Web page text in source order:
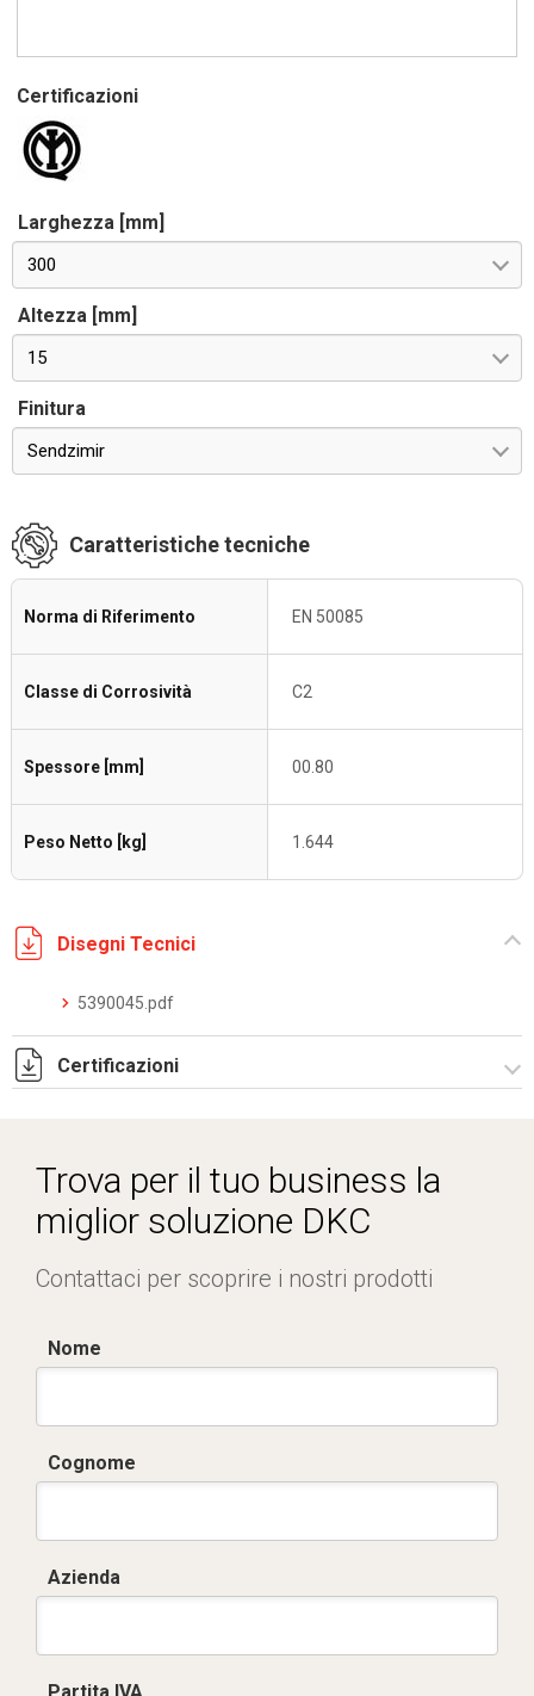
Certificazioni
Larghezza [mm]
300
Altezza [mm]
15
Finitura
Sendzimir
Caratteristiche tecniche
Norma di Riferimento EN 50085
Classe di Corrosività C2
Spessore [mm] 00.80
Peso Netto [kg] 1.644
Disegni Tecnici
5390045.pdf
Certificazioni
Trova per il tuo business la
miglior soluzione DKC
Contattaci per scoprire i nostri prodotti
Nome
Cognome
Azienda